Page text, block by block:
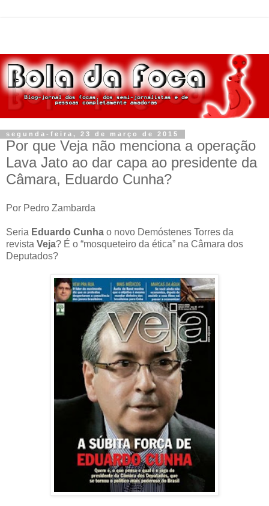
segunda-feira, 23 de março de 2015
Por que Veja não menciona a operação
Lava Jato ao dar capa ao presidente da
Câmara, Eduardo Cunha?
Por Pedro Zambarda
Seria Eduardo Cunha o novo Demóstenes Torres da
revista Veja? É o “mosqueteiro da ética” na Câmara dos
Deputados?